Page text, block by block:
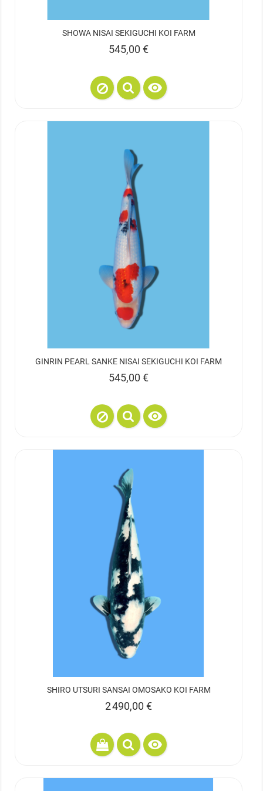
SHOWA NISAI SEKIGUCHI KOI FARM
Prix
545,00 €

GINRIN PEARL SANKE NISAI SEKIGUCHI KOI FARM
Prix
545,00 €

SHIRO UTSURI SANSAI OMOSAKO KOI FARM
Prix
2 490,00 €
